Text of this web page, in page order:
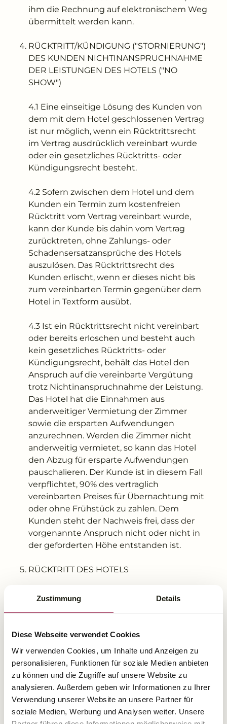
Zustimmung Details
Diese Webseite verwendet Cookies
Wir verwenden Cookies, um Inhalte und Anzeigen zu
personalisieren, Funktionen für soziale Medien anbieten
zu können und die Zugriffe auf unsere Website zu
analysieren. Außerdem geben wir Informationen zu Ihrer
Verwendung unserer Website an unsere Partner für
soziale Medien, Werbung und Analysen weiter. Unsere
ihm die Rechnung auf elektronischem Weg
übermittelt werden kann.
RÜCKTRITT/KÜNDIGUNG ("STORNIERUNG")
DES KUNDEN NICHTINANSPRUCHNAHME
DER LEISTUNGEN DES HOTELS ("NO
SHOW")
4.1 Eine einseitige Lösung des Kunden von
dem mit dem Hotel geschlossenen Vertrag
ist nur möglich, wenn ein Rücktrittsrecht
im Vertrag ausdrücklich vereinbart wurde
oder ein gesetzliches Rücktritts- oder
Kündigungsrecht besteht.
4.2 Sofern zwischen dem Hotel und dem
Kunden ein Termin zum kostenfreien
Rücktritt vom Vertrag vereinbart wurde,
kann der Kunde bis dahin vom Vertrag
zurücktreten, ohne Zahlungs- oder
Schadensersatzansprüche des Hotels
auszulösen. Das Rücktrittsrecht des
Kunden erlischt, wenn er dieses nicht bis
zum vereinbarten Termin gegenüber dem
Hotel in Textform ausübt.
4.3 Ist ein Rücktrittsrecht nicht vereinbart
oder bereits erloschen und besteht auch
kein gesetzliches Rücktritts- oder
Kündigungsrecht, behält das Hotel den
Anspruch auf die vereinbarte Vergütung
trotz Nichtinanspruchnahme der Leistung.
Das Hotel hat die Einnahmen aus
anderweitiger Vermietung der Zimmer
sowie die ersparten Aufwendungen
anzurechnen. Werden die Zimmer nicht
anderweitig vermietet, so kann das Hotel
den Abzug für ersparte Aufwendungen
pauschalieren. Der Kunde ist in diesem Fall
verpflichtet, 90% des vertraglich
vereinbarten Preises für Übernachtung mit
oder ohne Frühstück zu zahlen. Dem
Kunden steht der Nachweis frei, dass der
vorgenannte Anspruch nicht oder nicht in
der geforderten Höhe entstanden ist.
RÜCKTRITT DES HOTELS
5.1 Sofern vereinbart wurde, dass der Kunde
innerhalb einer bestimmten Frist kostenfrei
Hotel in diesem Zeitraum seinerseits
wenn Anfragen anderer Kunden nach den
vertraglich gebuchten Zimmern vorliegen
und der Kunde auf Rückfrage des Hotels
mit angemessener Fristsetzung auf sein
Recht zum Rücktritt nicht verzichtet. Dies
gilt entsprechend bei Einräumung einer